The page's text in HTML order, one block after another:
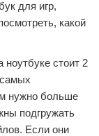
для игр,
какой
ноутбуке стоит 2
нужно больше
подгружать
Если они